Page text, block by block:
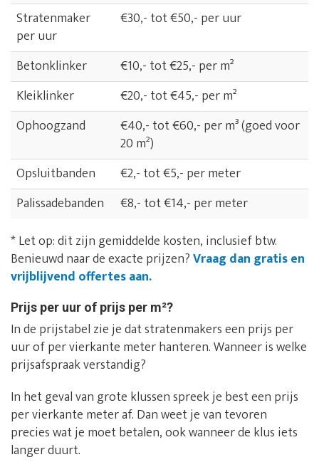
Stratenmaker
per uur
€30,- tot €50,- per uur
Betonklinker
€10,- tot €25,- per m²
Kleiklinker
€20,- tot €45,- per m²
Ophoogzand
€40,- tot €60,- per m³ (goed voor
20 m²)
Opsluitbanden
€2,- tot €5,- per meter
Palissadebanden
€8,- tot €14,- per meter
* Let op: dit zijn gemiddelde kosten, inclusief btw.
Benieuwd naar de exacte prijzen?Vraag dan gratis en
vrijblijvend offertes aan.
Prijs per uur of prijs per m²?
In de prijstabel zie je dat stratenmakers een prijs per
uur of per vierkante meter hanteren. Wanneer is welke
prijsafspraak verstandig?
In het geval van grote klussen spreek je best een prijs
per vierkante meter af. Dan weet je van tevoren
precies wat je moet betalen, ook wanneer de klus iets
langer duurt.